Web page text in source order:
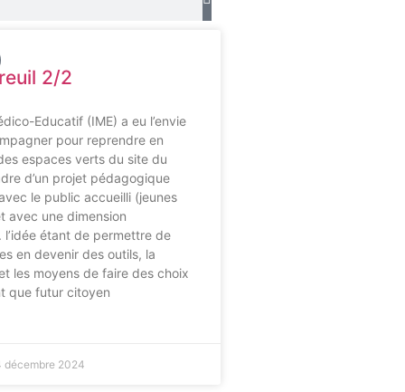
2/2
Educatif (IME) a eu l’envie
pour reprendre en
espaces verts du site du
d’un projet pédagogique
le public accueilli (jeunes
avec une dimension
l’idée étant de permettre de
en devenir des outils, la
les moyens de faire des choix
que futur citoyen
décembre 2024